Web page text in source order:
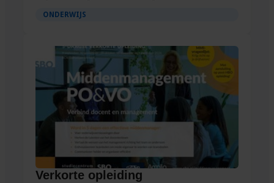
ONDERWIJS
Verkorte opleiding